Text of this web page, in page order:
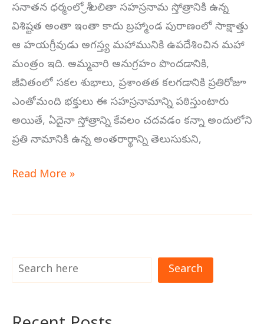
సనాతన ధర్మంలో శ్రీ లలితా సహస్రనామ స్తోత్రానికి ఉన్న
విశిష్టత అంతా ఇంతా కాదు బ్రహ్మాండ పురాణంలో సాక్షాత్తు
ఆ హయగ్రీవుడు అగస్త్య మహామునికి ఉపదేశించిన మహా
మంత్రం ఇది. అమ్మవారి అనుగ్రహం పొందడానికి,
జీవితంలో సకల శుభాలు, ప్రశాంతత కలగడానికి ప్రతిరోజూ
ఎంతోమంది భక్తులు ఈ సహస్రనామాన్ని పఠిస్తుంటారు
అయితే, ఏదైనా స్తోత్రాన్ని కేవలం చదవడం కన్నా అందులోని
ప్రతి నామానికి ఉన్న అంతరార్థాన్ని తెలుసుకుని,
తెలుగులో
అర్థం
21-
40
Read More »
Search